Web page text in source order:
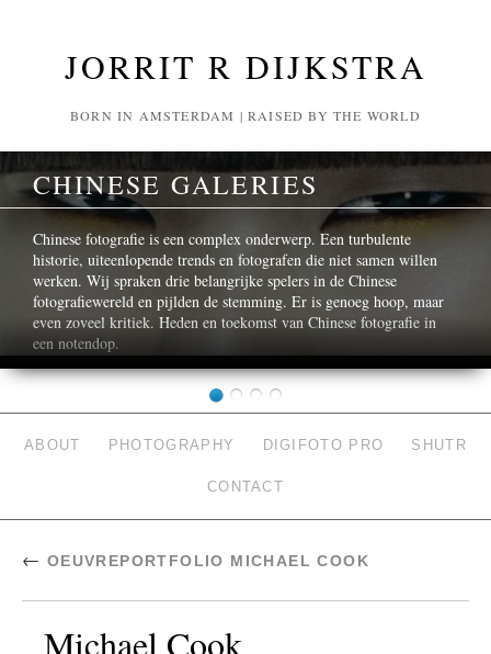
JORRIT R DIJKSTRA
BORN IN AMSTERDAM | RAISED BY THE WORLD
CHINESE GALERIES
Chinese fotografie is een complex onderwerp. Een turbulente
historie, uiteenlopende trends en fotografen die niet samen willen
werken. Wij spraken drie belangrijke spelers in de Chinese
fotografiewereld en pijlden de stemming. Er is genoeg hoop, maar
even zoveel kritiek. Heden en toekomst van Chinese fotografie in
een notendop.
ABOUT PHOTOGRAPHY DIGIFOTO PRO SHUTR
CONTACT
← OEUVREPORTFOLIO MICHAEL COOK
Michael Cook